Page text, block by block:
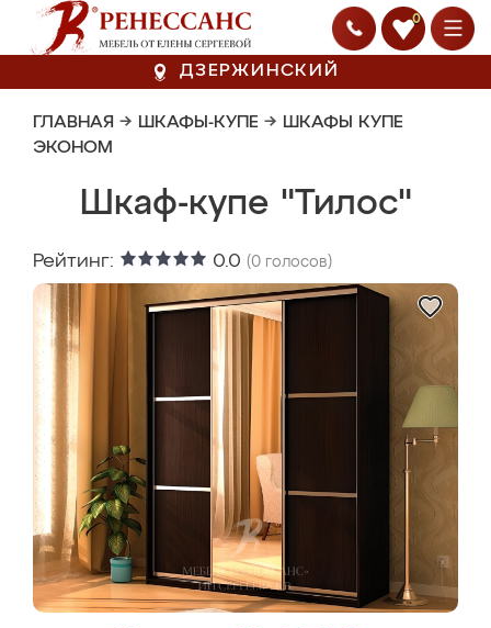
0
ДЗЕРЖИНСКИЙ
ГЛАВНАЯ → ШКАФЫ-КУПЕ → ШКАФЫ КУПЕ
ЭКОНОМ
Шкаф-купе "Тилос"
Рейтинг: 0.0 (0 голосов)